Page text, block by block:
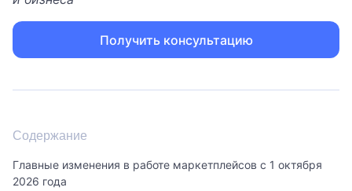
Получить консультацию
Содержание
Главные изменения в работе маркетплейсов с 1 октября
2026 года